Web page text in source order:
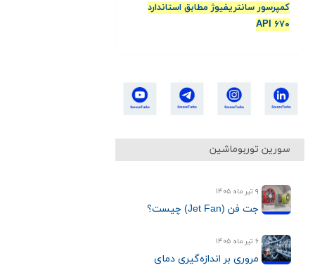
کمپرسور سانتریفیوژ مطابق استاندارد
API ۶۷۰
سورین توربوماشین
۹ تیر ماه ۱۴۰۵
جت فن (Jet Fan) چیست؟
۶ تیر ماه ۱۴۰۵
مروری بر اندازه‌گیری دمای